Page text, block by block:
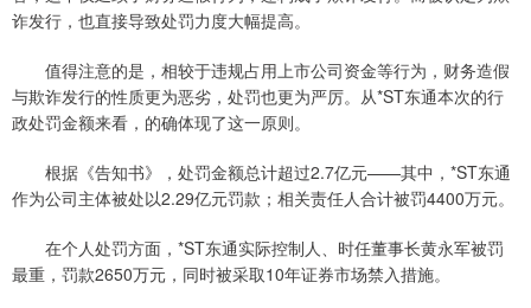
诈发行，也直接导致处罚力度大幅提高。
值得注意的是，相较于违规占用上市公司资金等行为，财务造假
与欺诈发行的性质更为恶劣，处罚也更为严厉。从*ST东通本次的行
政处罚金额来看，的确体现了这一原则。
根据《告知书》，处罚金额总计超过2.7亿元——其中，*ST东通
作为公司主体被处以2.29亿元罚款；相关责任人合计被罚4400万元。
在个人处罚方面，*ST东通实际控制人、时任董事长黄永军被罚
最重，罚款2650万元，同时被采取10年证券市场禁入措施。